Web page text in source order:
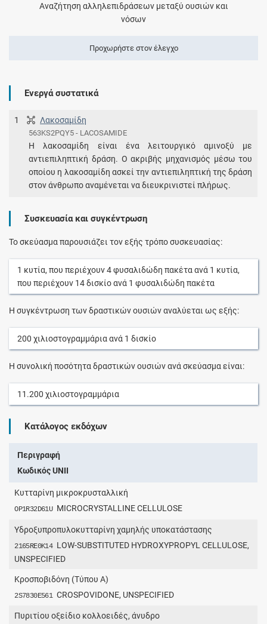
Αναζήτηση αλληλεπιδράσεων μεταξύ ουσιών και
νόσων
Προχωρήστε στον έλεγχο
Ενεργά συστατικά
1 Λακοσαμίδη
563KS2PQY5 - LACOSAMIDE
Η λακοσαμίδη είναι ένα λειτουργικό αμινοξύ με
αντιεπιληπτική δράση. Ο ακριβής μηχανισμός μέσω του
οποίου η λακοσαμίδη ασκεί την αντιεπιληπτική της δράση
στον άνθρωπο αναμένεται να διευκρινιστεί πλήρως.
Συσκευασία και συγκέντρωση
Το σκεύασμα παρουσιάζει τον εξής τρόπο συσκευασίας:
1 κυτία, που περιέχουν4φυσαλιδώδη πακέταανά 1 κυτία,
που περιέχουν 14δισκίοανά 1 φυσαλιδώδη πακέτα
Η συγκέντρωση των δραστικών ουσιών αναλύεται ως εξής:
200 χιλιοστογραμμάριαανά 1 δισκίο
Η συνολική ποσότητα δραστικών ουσιών ανά σκεύασμα είναι:
11.200 χιλιοστογραμμάρια
Κατάλογος εκδόχων
Περιγραφή
Κωδικός UNII
Kυτταρίνη μικροκρυσταλλική
OP1R32D61U MICROCRYSTALLINE CELLULOSE
Υδροξυπροπυλοκυτταρίνη χαμηλής υποκατάστασης
2165RE0K14 LOW-SUBSTITUTED HYDROXYPROPYL CELLULOSE,
UNSPECIFIED
Κροσποβιδόνη (Tύπου A)
2S7830E561 CROSPOVIDONE, UNSPECIFIED
Πυριτίου οξείδιο κολλοειδές, άνυδρο